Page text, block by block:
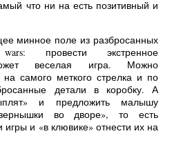
что ни на есть позитивный и
минное поле из разбросанных
провести экстренное
веселая игра. Можно
самого меткого стрелка и по
детали в коробку. А
и предложить малышу
зернышки во дворе», то есть
игры и «в клювике» отнести их на